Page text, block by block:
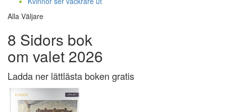
Alla Väljare
8 Sidors bok
om valet 2026
Ladda ner lättlästa boken gratis